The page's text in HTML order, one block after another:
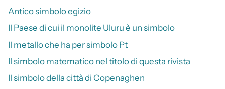
Antico simbolo egizio
Il Paese di cui il monolite Uluru è un simbolo
Il metallo che ha per simbolo Pt
Il simbolo matematico nel titolo di questa rivista
Il simbolo della città di Copenaghen